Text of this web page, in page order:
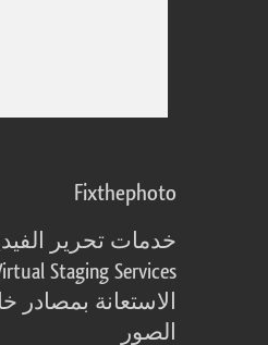
Fixthephoto
خدمات تحرير
Staging Services
الاستعانة بمصادر
الصور